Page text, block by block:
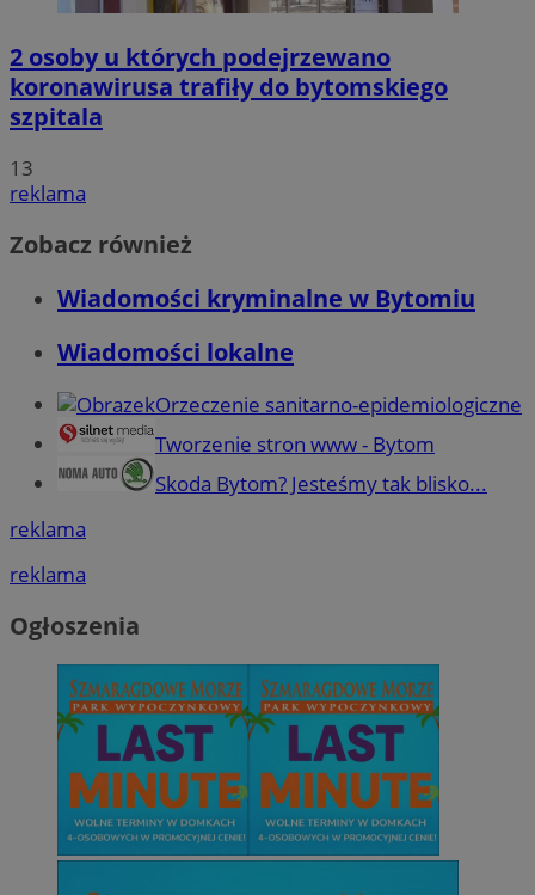
2 osoby u których podejrzewano
koronawirusa trafiły do bytomskiego
szpitala
13
reklama
Zobacz również
Wiadomości kryminalne w Bytomiu
Wiadomości lokalne
Orzeczenie sanitarno-epidemiologiczne
Tworzenie stron www - Bytom
Skoda Bytom? Jesteśmy tak blisko...
reklama
reklama
Ogłoszenia